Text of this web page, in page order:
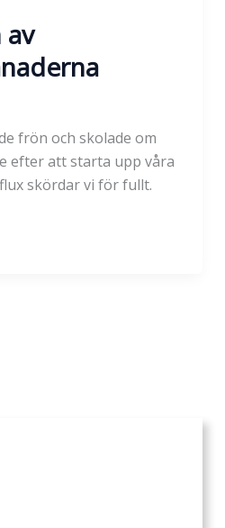
av
frön och skolade om
efter att starta upp våra
skördar vi för fullt.